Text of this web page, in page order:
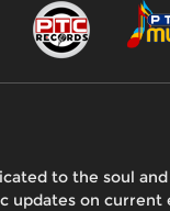
to the soul
updates on current